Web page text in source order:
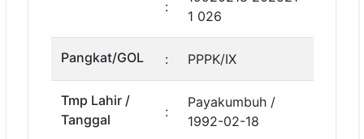
:
1 026
Pangkat/GOL : PPPK/IX
Tmp Lahir /
Tanggal
:
Payakumbuh /
1992-02-18